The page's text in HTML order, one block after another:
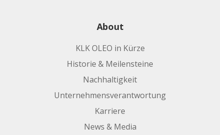
About
KLK OLEO in Kürze
Historie & Meilensteine
Nachhaltigkeit
Unternehmensverantwortung
Karriere
News & Media